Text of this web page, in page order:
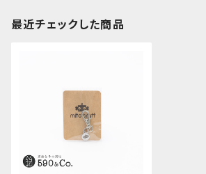
最近チェックした商品